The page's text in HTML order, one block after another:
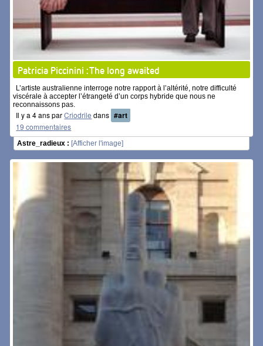
Patricia Piccinini : The long awaited
L’artiste australienne interroge notre rapport à l’altérité, notre difficulté
viscérale à accepter l’étrangeté d’un corps hybride que nous ne
reconnaissons pas.
Il y a 4 ans parCriodrile dans #art
19 commentaires
Astre_radieux : [Afficher l'image]